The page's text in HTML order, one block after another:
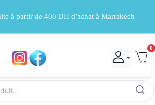
à partir de 400 DH d’achat à Marrakech
0